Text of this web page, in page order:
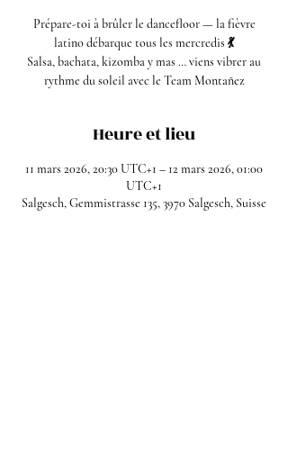
Prépare-toi à brûler le dancefloor — la fièvre
latino débarque tous les mercredis 💃
Salsa, bachata, kizomba y mas … viens vibrer au
rythme du soleil avec le Team Montañez
Heure et lieu
11 mars 2026, 20:30 UTC+1 – 12 mars 2026, 01:00
UTC+1
Salgesch, Gemmistrasse 135, 3970 Salgesch, Suisse